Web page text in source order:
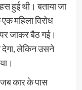
हुई थी। बताया जा
महिला विरोध
जाकर बैठ गई।
देगा, लेकिन उसने
जब कार के पास